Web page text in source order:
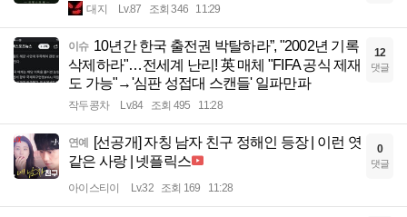
대지 Lv.87 조회 346 11:29
이슈 10년간 한국 출전권 박탈하라”, "2002년 기록
삭제하라"…전세계 난리! 英 매체 "FIFA 공식 제재
도 가능"→'심판 성접대 스캔들' 일파만파
작두콩차 Lv.84 조회 495 11:28
12
댓글
연예 [선공개] 자칭 남자 친구 정해인 등장 | 이런 엿
같은 사랑 | 넷플릭스
아이스티이 Lv.32 조회 169 11:28
0
댓글